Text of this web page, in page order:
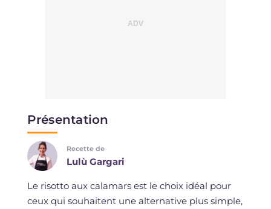
Présentation
Recette de
Lulù Gargari
Le risotto aux calamars est le choix idéal pour
ceux qui souhaitent une alternative plus simple,